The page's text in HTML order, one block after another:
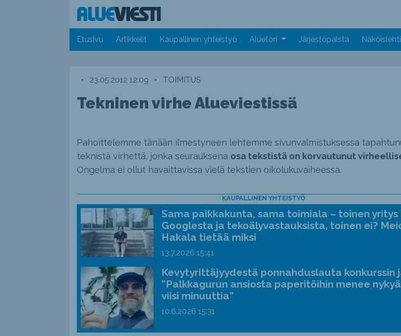
Etusivu Artikkelit Kaupallinen yhteistyö Aluetori Järjestöpalsta Näköislehti
• 23.05.2012 12:09 • TOIMITUS
Tekninen virhe Alueviestissä
Pahoittelemme tänään ilmestyneen lehtemme sivunvalmistuksessa
teknistä virhettä, jonka seurauksena osa tekstistä on korvautunut
Ongelma ei ollut havaittavissa vielä tekstien oikolukuvaiheessa.
KAUPALLINEN YHTEISTYÖ
Sama paikkakunta, sama toimiala – toinen
Googlesta ja tekoälyvastauksista, toinen ei?
Hakala tietää miksi
13.7.2026 15:41
Kevytyrittäjyydestä ponnahduslauta konkurssin
”Palkkagurun ansiosta paperitöihin menee
viisi minuuttia”
10.6.2026 15:31